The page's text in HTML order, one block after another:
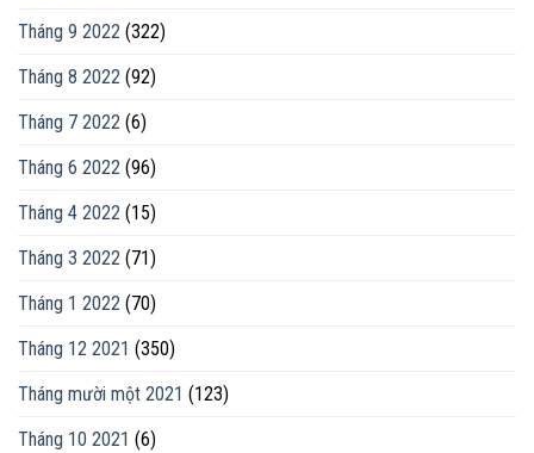
Tháng 9 2022 (322)
Tháng 8 2022 (92)
Tháng 7 2022 (6)
Tháng 6 2022 (96)
Tháng 4 2022 (15)
Tháng 3 2022 (71)
Tháng 1 2022 (70)
Tháng 12 2021 (350)
Tháng mười một 2021 (123)
Tháng 10 2021 (6)